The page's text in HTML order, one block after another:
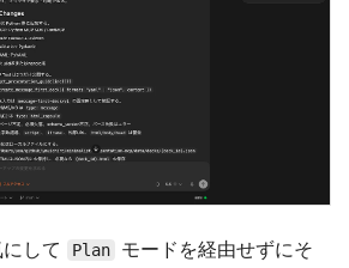
して Plan
モードを経由せずにそ